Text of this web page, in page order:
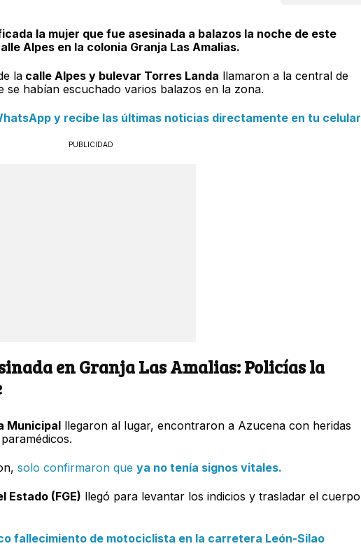
la mujer que fue asesinada a balazos la noche de este
Alpes en la colonia Granja Las Amalias.
lacalle Alpes y bulevar Torres Landa llamaron a la central de
habían escuchado varios balazos en la zona.
y recibe las últimas noticias directamente en tu celular
PUBLICIDAD
en Granja Las Amalias: Policías la
Municipalllegaron al lugar, encontraron a Azucena con heridas
solo confirmaron que ya no tenía signos vitales.
Estado (FGE) llegó para levantar los indicios y trasladar el cuerpo
fallecimiento de motociclista en la carretera León-Silao